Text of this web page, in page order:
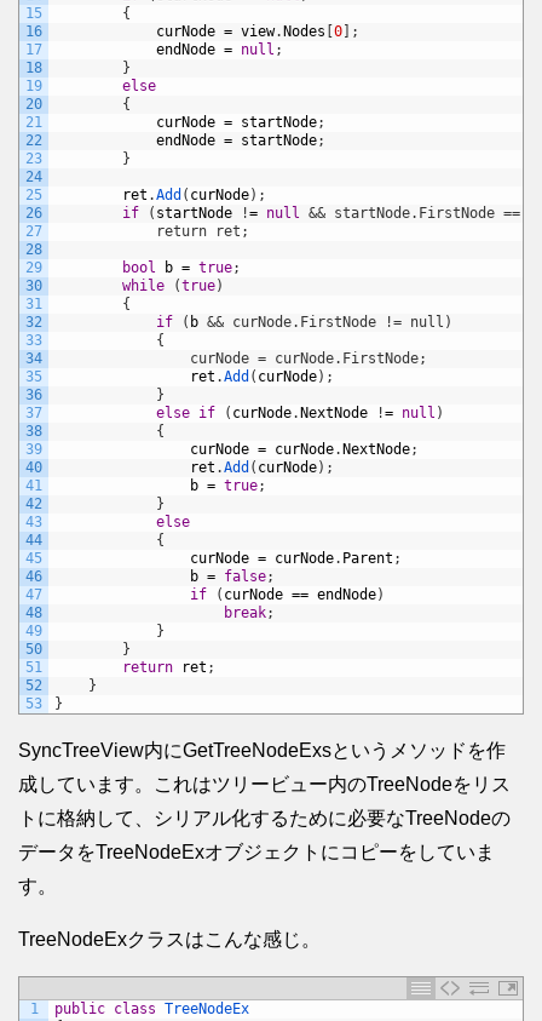
15
16
17
18
19
20
21
22
23
24
25
26
27
28
29
30
31
32
33
34
35
36
37
38
39
40
41
42
43
44
45
46
47
48
49
50
51
52
53
{
curNode = view. Nodes 0
;
endNode = null ;
}
else
{
curNode = startNode;
endNode = startNode;
}
ret .Add ( curNode) ;
if
( startNode != null && startNode.FirstNode ==
return ret;
bool b = true;
while
(true)
{
if
( b && curNode.FirstNode != null)
{
curNode = curNode.FirstNode;
ret .Add ( curNode) ;
}
else if ( curNode. NextNode != null )
{
curNode = curNode. NextNode;
ret .Add ( curNode) ;
b = true;
}
else
{
curNode = curNode. Parent ;
b = false;
if
( curNode == endNode)
break;
}
}
return
ret ;
}
}
SyncTreeView内にGetTreeNodeExsというメソッドを作
成しています。これはツリービュー内のTreeNodeをリス
トに格納して、シリアル化するために必要なTreeNodeの
データをTreeNodeExオブジェクトにコピーをしていま
す。
TreeNodeExクラスはこんな感じ。
1
public class TreeNodeEx